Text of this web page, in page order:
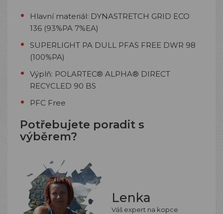
Hlavní materiál: DYNASTRETCH GRID ECO
136 (93%PA 7%EA)
SUPERLIGHT PA DULL PFAS FREE DWR 98
(100%PA)
Výplň: POLARTEC® ALPHA® DIRECT
RECYCLED 90 BS
PFC Free
Potřebujete poradit s
výběrem?
Lenka
Váš expert na kopce